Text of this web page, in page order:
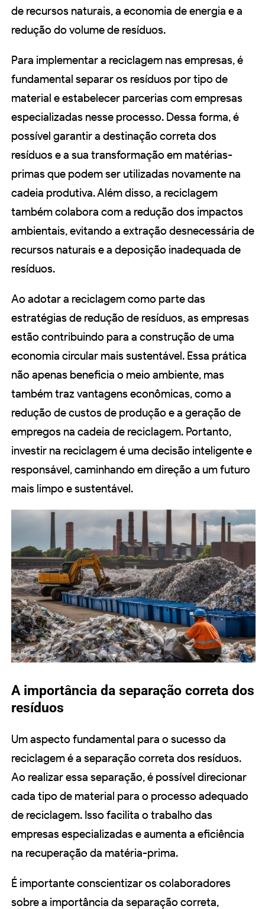
de recursos naturais, a economia de energia e a
redução do volume de resíduos.
Para implementar a reciclagem nas empresas, é
fundamental separar os resíduos por tipo de
material e estabelecer parcerias com empresas
especializadas nesse processo. Dessa forma, é
possível garantir a destinação correta dos
resíduos e a sua transformação em matérias-
primas que podem ser utilizadas novamente na
cadeia produtiva. Além disso, a reciclagem
também colabora com a redução dos impactos
ambientais, evitando a extração desnecessária de
recursos naturais e a deposição inadequada de
resíduos.
Ao adotar a reciclagem como parte das
estratégias de redução de resíduos, as empresas
estão contribuindo para a construção de uma
economia circular mais sustentável. Essa prática
não apenas beneficia o meio ambiente, mas
também traz vantagens econômicas, como a
redução de custos de produção e a geração de
empregos na cadeia de reciclagem. Portanto,
investir na reciclagem é uma decisão inteligente e
responsável, caminhando em direção a um futuro
mais limpo e sustentável.
A importância da separação correta dos
resíduos
Um aspecto fundamental para o sucesso da
reciclagem é a separação correta dos resíduos.
Ao realizar essa separação, é possível direcionar
cada tipo de material para o processo adequado
de reciclagem. Isso facilita o trabalho das
empresas especializadas e aumenta a eficiência
na recuperação da matéria-prima.
É importante conscientizar os colaboradores
sobre a importância da separação correta,